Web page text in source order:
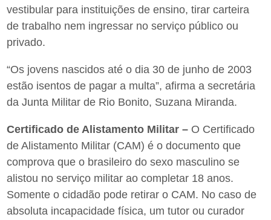
vestibular para instituições de ensino, tirar carteira
de trabalho nem ingressar no serviço público ou
privado.
“Os jovens nascidos até o dia 30 de junho de 2003
estão isentos de pagar a multa”, afirma a secretária
da Junta Militar de Rio Bonito, Suzana Miranda.
Certificado de Alistamento Militar – O Certificado
de Alistamento Militar (CAM) é o documento que
comprova que o brasileiro do sexo masculino se
alistou no serviço militar ao completar 18 anos.
Somente o cidadão pode retirar o CAM. No caso de
absoluta incapacidade física, um tutor ou curador